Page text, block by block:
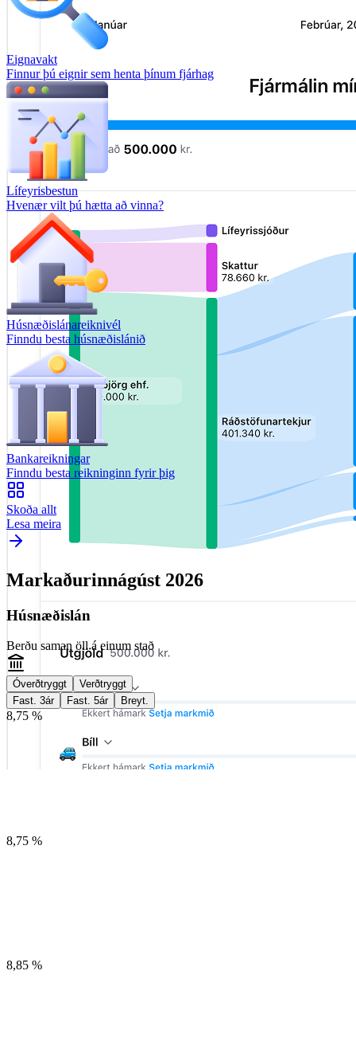
Eignavakt
Finnur þú eignir sem henta þínum fjárhag
Lífeyrisbestun
Hvenær vilt þú hætta að vinna?
Húsnæðislánareiknivél
Finndu besta húsnæðislánið
Bankareikningar
Finndu besta reikninginn fyrir þig
Skoða allt
Lesa meira
Markaðurinnágúst 2026
Húsnæðislán
Berðu saman öll á einum stað
Óverðtryggt
Verðtryggt
Fast. 3ár
Fast. 5ár Breyt.
8,75 %
8,75 %
8,85 %